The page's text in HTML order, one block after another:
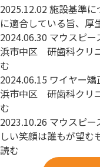
2025.12.02施設基準に
に適合している旨、厚
2024.06.30 マウスピー
浜市中区 研歯科クリ
む
2024.06.15 ワイヤー
浜市中区 研歯科クリ
む
2023.10.26 マウスピー
しい笑顔は誰もが望む
読む